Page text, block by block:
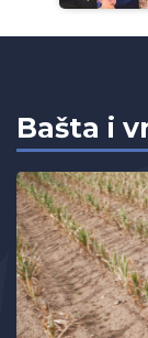
Bašta i